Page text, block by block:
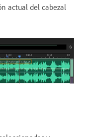
actual del cabezal